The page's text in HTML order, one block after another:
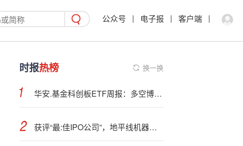
公众号 电子报 客户端
时报热榜 换一换
华安.基金科创板ETF周报：多空博弈加剧，科创芯片指数涨0.22%
获评“最:佳IPO公司”，地平线机器人-W（09660.HK）迈入新台阶